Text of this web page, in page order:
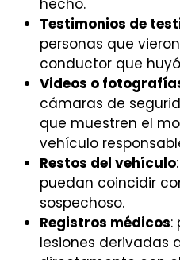
Testimonios de
personas que
conductor que
Videos o
cámaras de
que muestren el
vehículo
Restos del vehículo
puedan coincidir
sospechoso.
Registros médicos:
lesiones derivadas